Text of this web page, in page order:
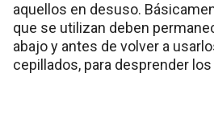
aquellos en desuso.
que se utilizan deben
abajo y antes de volver a
cepillados, para desprender